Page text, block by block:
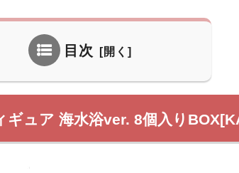
目次
ュア 海水浴ver. 8個入り